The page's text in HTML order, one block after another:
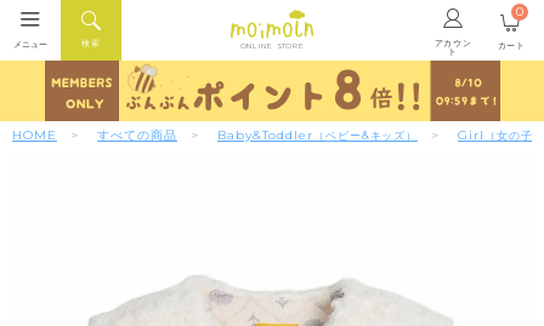
ONLINE STORE アカウン
ト
検索
メニュー カート
0
HOME すべての商品 Baby&Toddler （ベビー&キッズ） Girl （女の子）